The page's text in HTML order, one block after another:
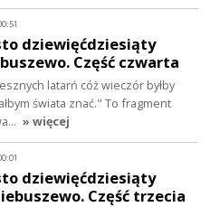
dziewięćdziesiąty
Część czwarta
latarń cóż wieczór byłby
świata znać." To fragment
» więcej
dziewięćdziesiąty
Część trzecia